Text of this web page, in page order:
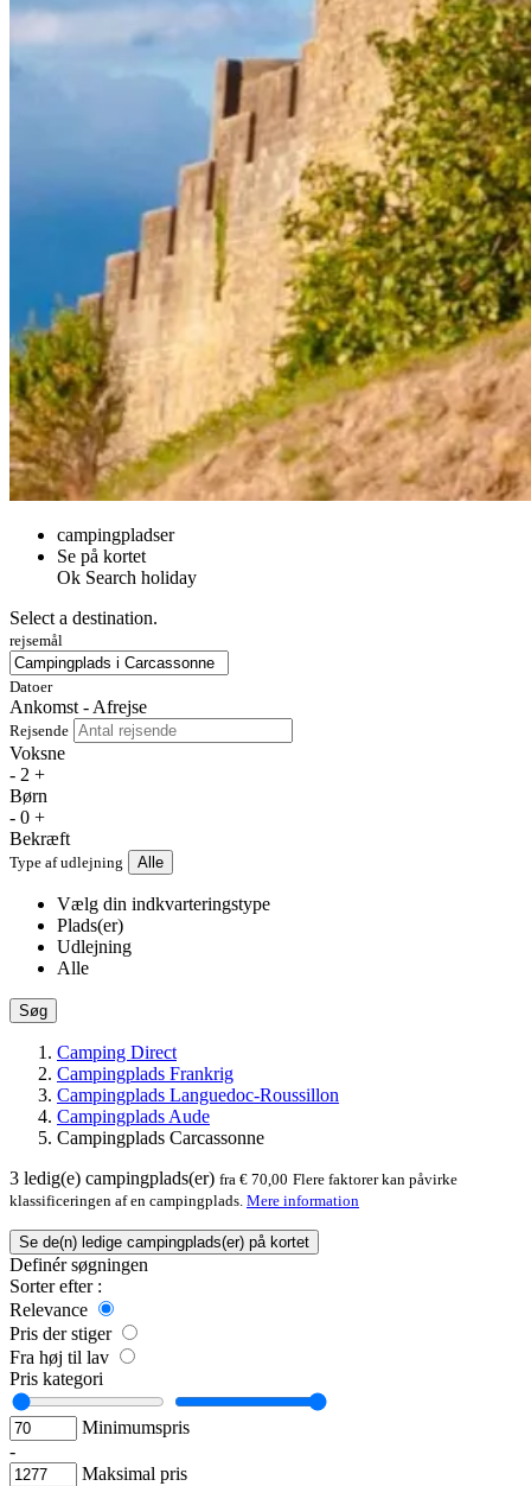
campingpladser
Se på kortet
Ok Search holiday
Select a destination.
rejsemål
Datoer
Ankomst - Afrejse
Rejsende
Voksne
- 2 +
Børn
- 0 +
Bekræft
Type af udlejning Alle
Vælg din indkvarteringstype
Plads(er)
Udlejning
Alle
Søg
Camping Direct
Campingplads Frankrig
Campingplads Languedoc-Roussillon
Campingplads Aude
Campingplads Carcassonne
3 ledig(e) campingplads(er) fra € 70,00 Flere faktorer kan påvirke
klassificeringen af en campingplads. Mere information
Se de(n) ledige campingplads(er) på kortet
Definér søgningen
Sorter efter :
Relevance
Pris der stiger
Fra høj til lav
Pris kategori
Minimumspris
-
Maksimal pris